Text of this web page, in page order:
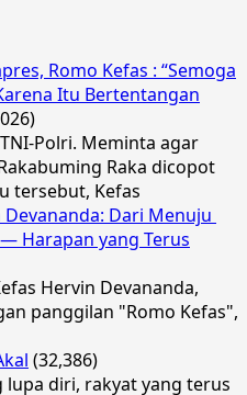
Romo Kefas : “Semoga
Itu Bertentangan
Polri. Meminta agar
Raka dicopot
tersebut, Kefas
Dari Menuju
Harapan yang Terus
Hervin Devananda,
panggilan "Romo Kefas",
(32,386)
lupa diri, rakyat yang terus